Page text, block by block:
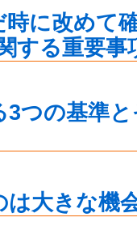
時に改めて
する重要事
つの基準
大きな機